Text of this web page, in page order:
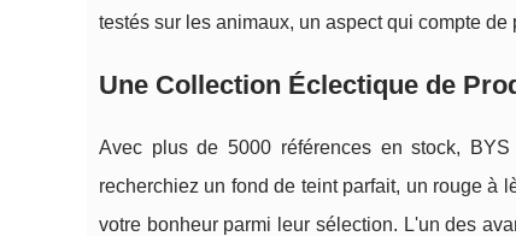
testés sur les animaux, un aspect qui compte
Une Collection Éclectique de
Avec plus de 5000 références en stock,
recherchiez un fond de teint parfait, un rouge à
votre bonheur parmi leur sélection. L'un des